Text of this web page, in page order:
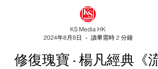
KS Media HK
2024年8月8日
讀畢需時 2 分鐘